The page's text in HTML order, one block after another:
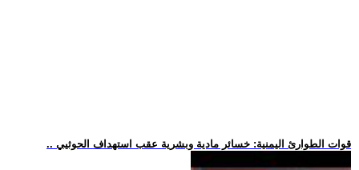
.. قوات الطوارئ اليمنية: خسائر مادية وبشرية عقب استهداف الحوثيي